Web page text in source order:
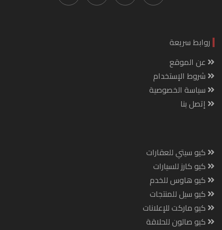
روابط سريعة
عن الموقع
شروط الإستخدام
سياسة الخصوصية
إتصل بنا
كيو سيتي للعقارات
كيو كارز للسيارات
كيو هاوس للخدم
كيو سيل للمنتجات
كيو ماركت للإعلانات
كيو صالون للحلاقة